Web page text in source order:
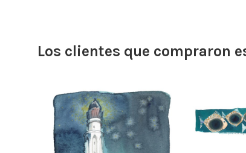
Los clientes que compraron